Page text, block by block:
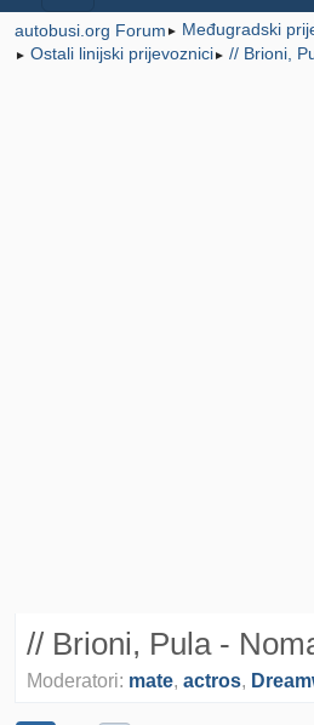
autobusi.org Forum ► Međugradski
► Ostali linijski prijevoznici► // Brioni,
// Brioni, Pula -
Moderatori: mate, actros,